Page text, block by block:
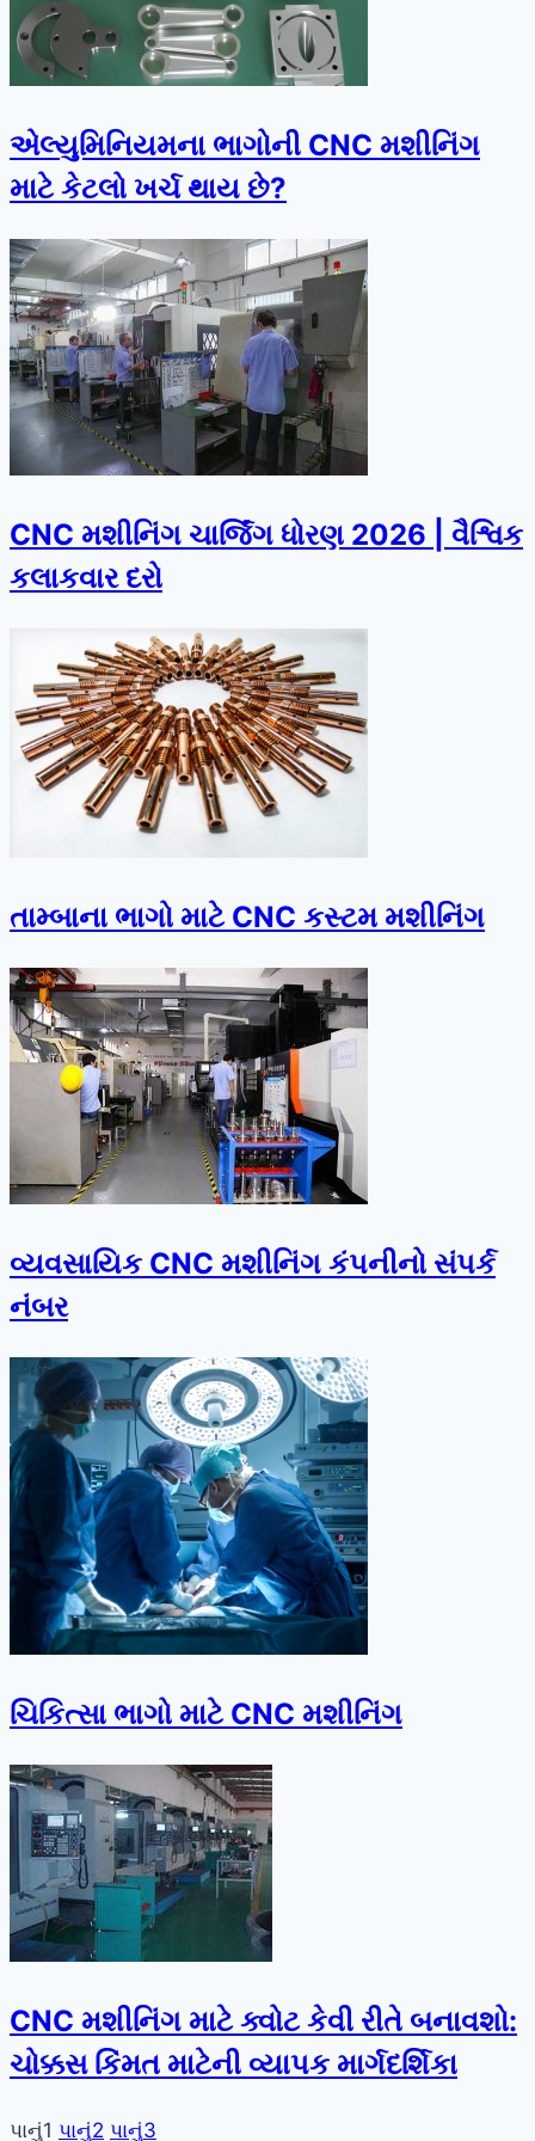
એલ્યુમિનિયમના ભાગોની CNC મશીનિંગ
માટે કેટલો ખર્ચ થાય છે?
CNC મશીનિંગ ચાર્જિંગ ધોરણ 2026 | વૈશ્વિક
કલાકવાર દરો
તામ્બાના ભાગો માટે CNC કસ્ટમ મશીનિંગ
વ્યવસાયિક CNC મશીનિંગ કંપનીનો સંપર્ક
નંબર
ચિકિત્સા ભાગો માટે CNC મશીનિંગ
CNC મશીનિંગ માટે ક્વોટ કેવી રીતે બનાવશો:
ચોક્કસ કિંમત માટેની વ્યાપક માર્ગદર્શિકા
પાનું1 પાનું2 પાનું3